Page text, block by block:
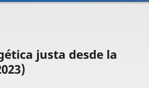
justa desde la